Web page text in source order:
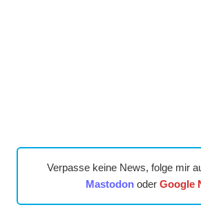
Verpasse keine News, folge mir
Mastodonoder Google